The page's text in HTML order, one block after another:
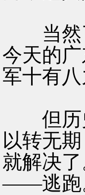
当然了
今天的
军十有八
但历史
以转无
就解决
——逃跑